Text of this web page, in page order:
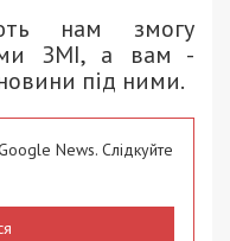
нам змогу
ЗМІ, а вам -
під ними.
News. Слідкуйте